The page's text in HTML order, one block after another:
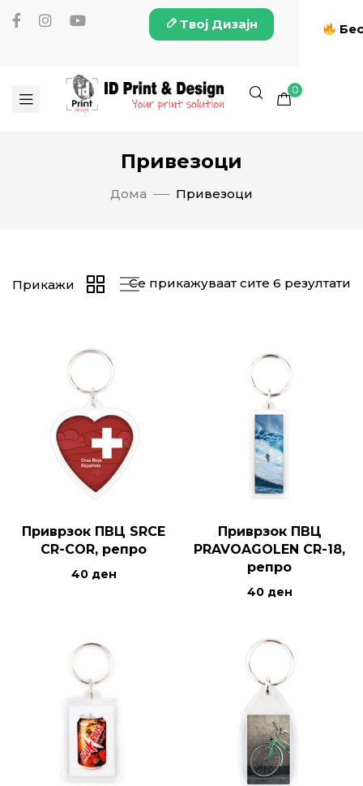
Твој Дизајн
0
Привезоци
Дома Привезоци
Се прикажуваат сите 6 резултати
Прикажи
Приврзок ПВЦ SRCE
CR-COR, репро
40 ден
Приврзок ПВЦ
PRAVOAGOLEN CR-18,
репро
40 ден